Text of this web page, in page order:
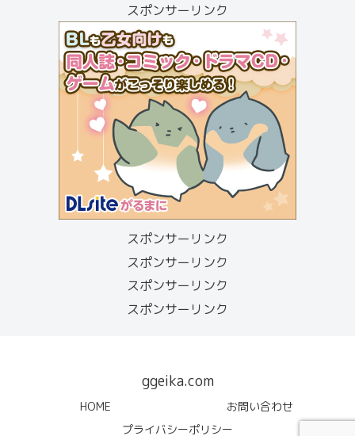
スポンサーリンク
スポンサーリンク
スポンサーリンク
スポンサーリンク
スポンサーリンク
ggeika.com
HOME
お問い合わせ
プライバシーポリシー